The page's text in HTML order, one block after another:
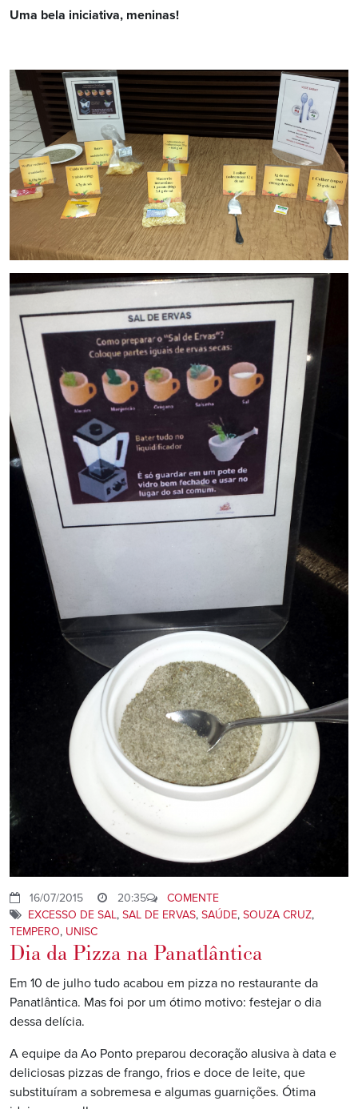
Uma bela iniciativa, meninas!
16/07/2015 20:35
COMENTE
EXCESSO DE SAL, SAL DE ERVAS, SAÚDE, SOUZA CRUZ,
TEMPERO, UNISC
Dia da Pizza na Panatlântica
Em 10 de julho tudo acabou em pizza no restaurante da
Panatlântica. Mas foi por um ótimo motivo: festejar o dia
dessa delícia.
A equipe da Ao Ponto preparou decoração alusiva à data e
deliciosas pizzas de frango, frios e doce de leite, que
substituíram a sobremesa e algumas guarnições. Ótima